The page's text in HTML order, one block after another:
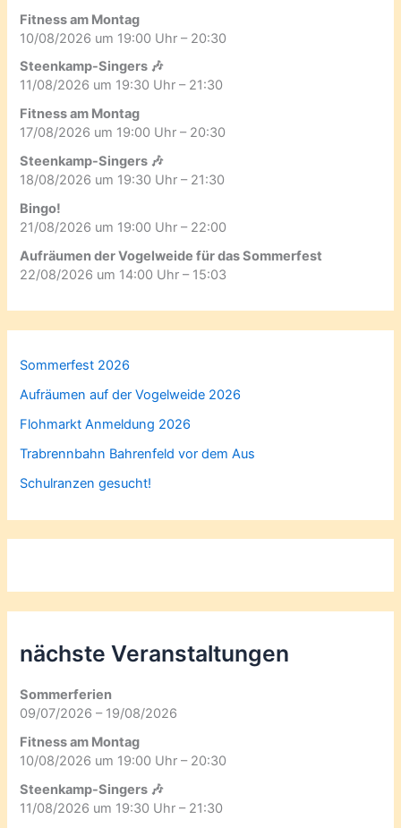
Fitness am Montag
10/08/2026 um 19:00 Uhr – 20:30
Steenkamp-Singers 🎶
11/08/2026 um 19:30 Uhr – 21:30
Fitness am Montag
17/08/2026 um 19:00 Uhr – 20:30
Steenkamp-Singers 🎶
18/08/2026 um 19:30 Uhr – 21:30
Bingo!
21/08/2026 um 19:00 Uhr – 22:00
Aufräumen der Vogelweide für das Sommerfest
22/08/2026 um 14:00 Uhr – 15:03
Sommerfest 2026
Aufräumen auf der Vogelweide 2026
Flohmarkt Anmeldung 2026
Trabrennbahn Bahrenfeld vor dem Aus
Schulranzen gesucht!
nächste Veranstaltungen
Sommerferien
09/07/2026 – 19/08/2026
Fitness am Montag
10/08/2026 um 19:00 Uhr – 20:30
Steenkamp-Singers 🎶
11/08/2026 um 19:30 Uhr – 21:30